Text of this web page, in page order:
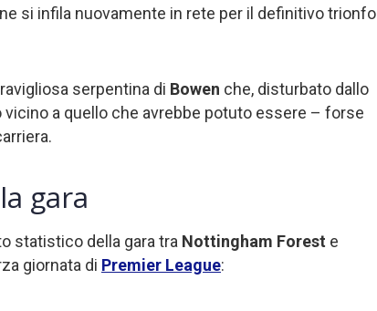
si infila nuovamente in rete per il definitivo trionfo
serpentina di Bowen che, disturbato dallo
vicino a quello che avrebbe potuto essere – forse
gara
statistico della gara tra Nottingham Forest e
giornata di Premier League: